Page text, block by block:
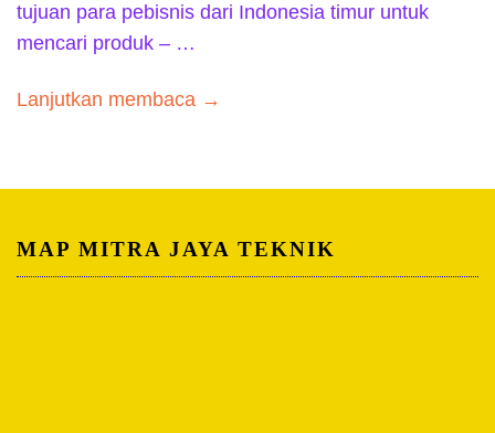
tujuan para pebisnis dari Indonesia timur untuk
mencari produk – …
Lanjutkan membaca →
MAP MITRA JAYA TEKNIK